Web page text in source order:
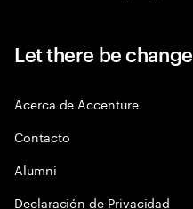
Let there be change
Acerca de Accenture
Contacto
Alumni
Declaración de Privacidad